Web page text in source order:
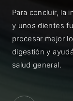
Para concluir, la
y unos dientes
procesar mejor
digestión y
salud general.